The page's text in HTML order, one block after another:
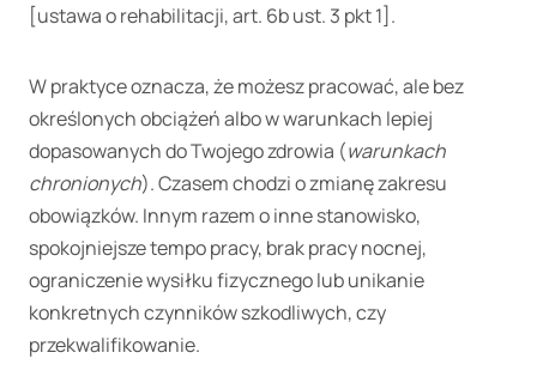
[ustawa o rehabilitacji, art. 6b ust. 3 pkt 1].
W praktyce oznacza, że możesz pracować, ale bez
określonych obciążeń albo w warunkach lepiej
dopasowanych do Twojego zdrowia (warunkach
chronionych). Czasem chodzi o zmianę zakresu
obowiązków. Innym razem o inne stanowisko,
spokojniejsze tempo pracy, brak pracy nocnej,
ograniczenie wysiłku fizycznego lub unikanie
konkretnych czynników szkodliwych, czy
przekwalifikowanie.